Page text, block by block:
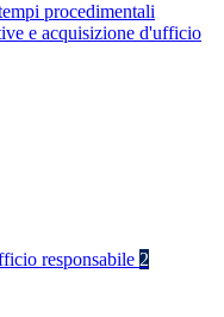
procedimentali
e acquisizione d'ufficio
responsabile 2